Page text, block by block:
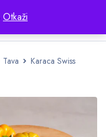
Otkaži
Tava
Karaca Swiss